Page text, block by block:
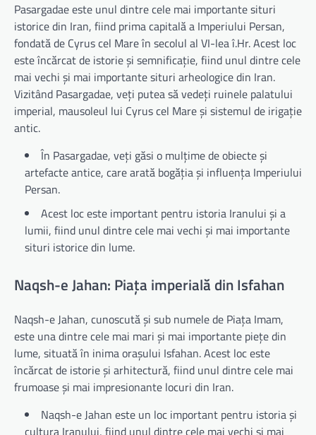
Pasargadae este unul dintre cele mai importante situri
istorice din Iran, fiind prima capitală a Imperiului Persan,
fondată de Cyrus cel Mare în secolul al VI-lea î.Hr. Acest loc
este încărcat de istorie și semnificație, fiind unul dintre cele
mai vechi și mai importante situri arheologice din Iran.
Vizitând Pasargadae, veți putea să vedeți ruinele palatului
imperial, mausoleul lui Cyrus cel Mare și sistemul de irigație
antic.
În Pasargadae, veți găsi o mulțime de obiecte și
artefacte antice, care arată bogăția și influența Imperiului
Persan.
Acest loc este important pentru istoria Iranului și a
lumii, fiind unul dintre cele mai vechi și mai importante
situri istorice din lume.
Naqsh-e Jahan: Piața imperială din Isfahan
Naqsh-e Jahan, cunoscută și sub numele de Piața Imam,
este una dintre cele mai mari și mai importante piețe din
lume, situată în inima orașului Isfahan. Acest loc este
încărcat de istorie și arhitectură, fiind unul dintre cele mai
frumoase și mai impresionante locuri din Iran.
Naqsh-e Jahan este un loc important pentru istoria și
cultura Iranului, fiind unul dintre cele mai vechi și mai